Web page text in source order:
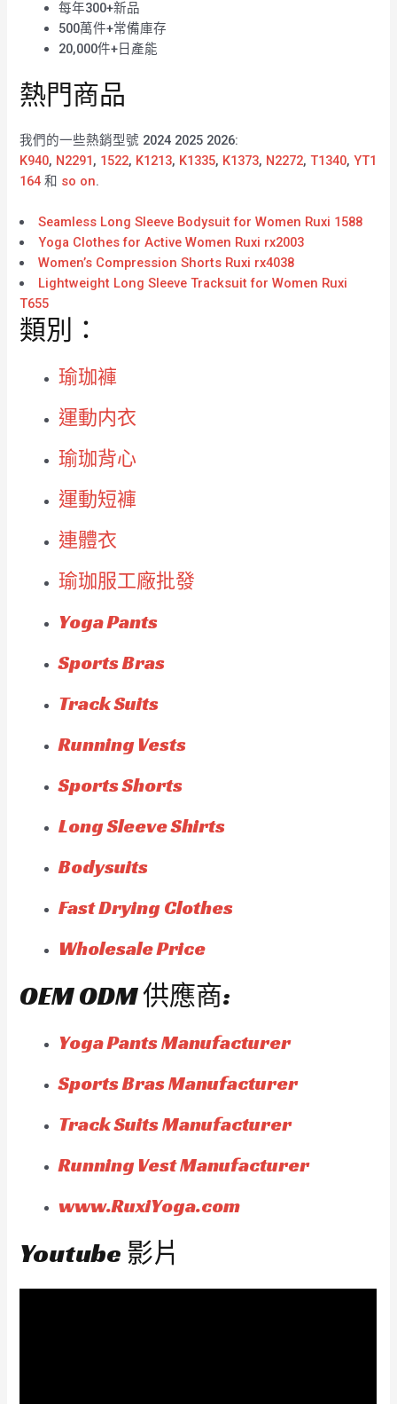
每年300+新品
500萬件+常備庫存
20,000件+日產能
熱門商品
我們的一些熱銷型號 2024 2025 2026:
K940, N2291, 1522, K1213, K1335, K1373, N2272,T1340,YT1
164 和 so on.
Seamless Long Sleeve Bodysuit for Women Ruxi 1588
Yoga Clothes for Active Women Ruxi rx2003
Women’s Compression Shorts Ruxi rx4038
Lightweight Long Sleeve Tracksuit for Women Ruxi
T655
類別：
瑜珈褲
運動内衣
瑜珈背心
運動短褲
連體衣
瑜珈服工廠批發
Yoga Pants
Sports Bras
Track Suits
Running Vests
Sports Shorts
Long Sleeve Shirts
Bodysuits
Fast Drying Clothes
Wholesale Price
OEM ODM 供應商:
Yoga Pants Manufacturer
Sports Bras Manufacturer
Track Suits Manufacturer
Running Vest Manufacturer
www.RuxiYoga.com
Youtube 影片